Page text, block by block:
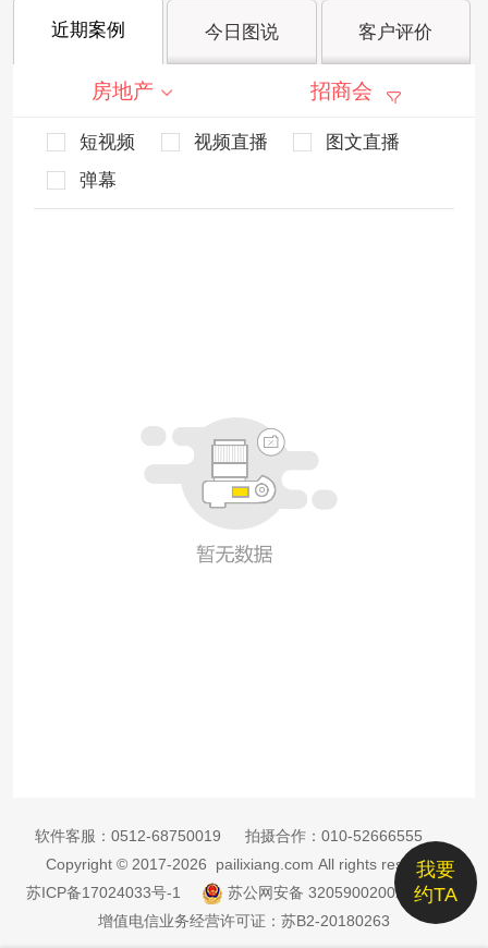
近期案例 今日图说 客户评价
房地产 招商会
短视频 视频直播
图文直播
弹幕
我要
约TA
软件客服： 0512-68750019 拍摄合作： 010-52666555
Copyright © 2017-2026 pailixiang.com All rights reserved
苏ICP备17024033号-1
苏公网安备 32059002002885号
增值电信业务经营许可证：苏B2-20180263